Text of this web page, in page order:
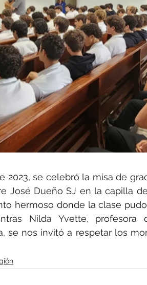
2023, se celebró la misa de
José Dueño SJ en la capilla
hermoso donde la clase
Nilda Yvette, profesora
se nos invitó a respetar los